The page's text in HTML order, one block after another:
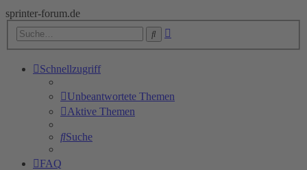
sprinter-forum.de
Suche
Schnellzugriff
Unbeantwortete Themen
Aktive Themen
Suche
FAQ